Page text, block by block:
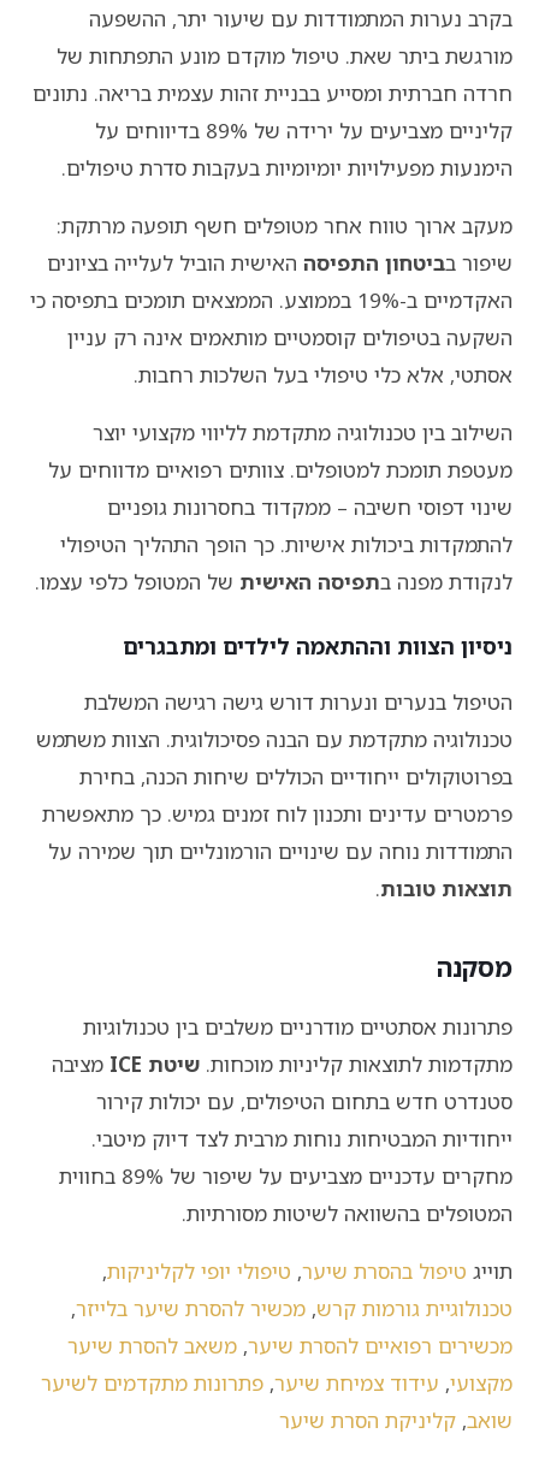
בקרב נערות המתמודדות עם שיעור יתר, ההשפעה
מורגשת ביתר שאת. טיפול מוקדם מונע התפתחות של
חרדה חברתית ומסייע בבניית זהות עצמית בריאה. נתונים
קליניים מצביעים על ירידה של 89% בדיווחים על
הימנעות מפעילויות יומיומיות בעקבות סדרת טיפולים.
מעקב ארוך טווח אחר מטופלים חשף תופעה מרתקת:
שיפור בביטחון התפיסה האישית הוביל לעלייה בציונים
האקדמיים ב-19% בממוצע. הממצאים תומכים בתפיסה כי
השקעה בטיפולים קוסמטיים מותאמים אינה רק עניין
אסתטי, אלא כלי טיפולי בעל השלכות רחבות.
השילוב בין טכנולוגיה מתקדמת לליווי מקצועי יוצר
מעטפת תומכת למטופלים. צוותים רפואיים מדווחים על
שינוי דפוסי חשיבה – ממקדוד בחסרונות גופניים
להתמקדות ביכולות אישיות. כך הופך התהליך הטיפולי
לנקודת מפנה בתפיסה האישית של המטופל כלפי עצמו.
ניסיון הצוות וההתאמה לילדים ומתבגרים
הטיפול בנערים ונערות דורש גישה רגישה המשלבת
טכנולוגיה מתקדמת עם הבנה פסיכולוגית. הצוות משתמש
בפרוטוקולים ייחודיים הכוללים שיחות הכנה, בחירת
פרמטרים עדינים ותכנון לוח זמנים גמיש. כך מתאפשרת
התמודדות נוחה עם שינויים הורמונליים תוך שמירה על
תוצאות טובות.
מסקנה
פתרונות אסתטיים מודרניים משלבים בין טכנולוגיות
מתקדמות לתוצאות קליניות מוכחות. שיטת ICE
מציבה
סטנדרט חדש בתחום הטיפולים, עם יכולות קירור
ייחודיות המבטיחות נוחות מרבית לצד דיוק מיטבי.
מחקרים עדכניים מצביעים על שיפור של 89% בחווית
המטופלים בהשוואה לשיטות מסורתיות.
תוייג טיפול בהסרת שיער, טיפולי יופי לקליניקות,
טכנולוגיית גורמות קרש, מכשיר להסרת שיער בלייזר,
מכשירים רפואיים להסרת שיער, משאב להסרת שיער
מקצועי, עידוד צמיחת שיער, פתרונות מתקדמים לשיער
שואב, קליניקת הסרת שיער